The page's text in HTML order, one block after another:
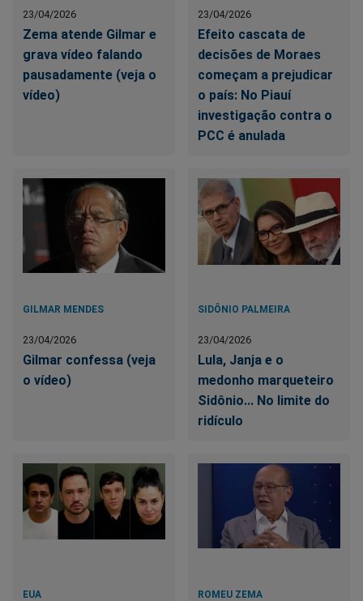
23/04/2026
Zema atende Gilmar e
grava vídeo falando
pausadamente (veja o
vídeo)
23/04/2026
Efeito cascata de
decisões de Moraes
começam a prejudicar
o país: No Piauí
investigação contra o
PCC é anulada
GILMAR MENDES
23/04/2026
Gilmar confessa (veja
o vídeo)
SIDÔNIO PALMEIRA
23/04/2026
Lula, Janja e o
medonho marqueteiro
Sidônio... No limite do
ridículo
EUA ROMEU ZEMA